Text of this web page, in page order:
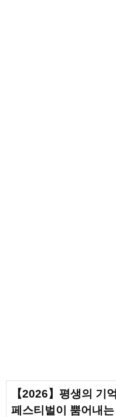
【2026】평생의 기
페스티벌이 뿜어내